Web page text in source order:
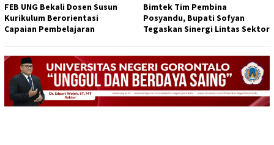
FEB UNG Bekali Dosen Susun
Kurikulum Berorientasi
Capaian Pembelajaran
Bimtek Tim Pembina
Posyandu, Bupati Sofyan
Tegaskan Sinergi Lintas Sektor